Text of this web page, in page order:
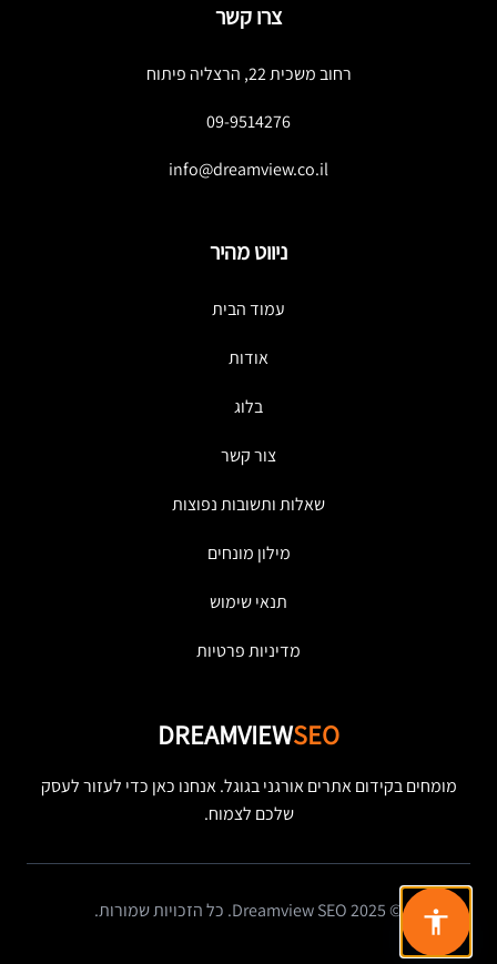
צרו קשר
רחוב משכית 22, הרצליה פיתוח
09-9514276
info@dreamview.co.il
ניווט מהיר
עמוד הבית
אודות
בלוג
צור קשר
שאלות ותשובות נפוצות
מילון מונחים
תנאי שימוש
מדיניות פרטיות
DREAMVIEWSEO
מומחים בקידום אתרים אורגני בגוגל. אנחנו כאן כדי לעזור לעסק
שלכם לצמוח.
© 2025 Dreamview SEO. כל הזכויות שמורות.